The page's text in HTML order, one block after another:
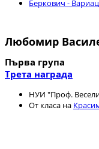
Беркович -
Любомир
Първа група
Трета награда
НУИ "Проф.
От класа на